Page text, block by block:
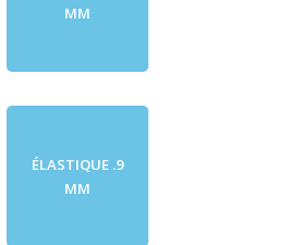
MM
ÉLASTIQUE .9
MM